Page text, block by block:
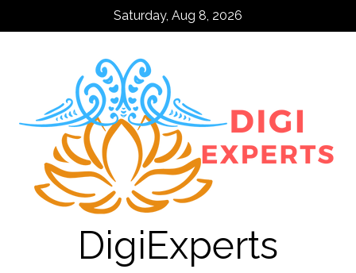
Saturday, Aug 8, 2026
DigiExperts